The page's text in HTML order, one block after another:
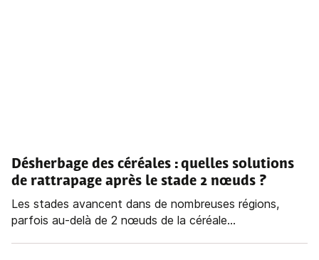
Désherbage des céréales : quelles solutions
de rattrapage après le stade 2 nœuds ?
Les stades avancent dans de nombreuses régions,
parfois au-delà de 2 nœuds de la céréale...